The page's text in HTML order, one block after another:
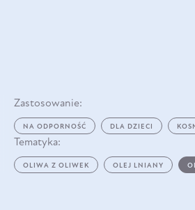
Zastosowanie:
NA ODPORNOŚĆ DLA DZIECI
Tematyka:
OLIWA Z OLIWEK OLEJ LNIANY